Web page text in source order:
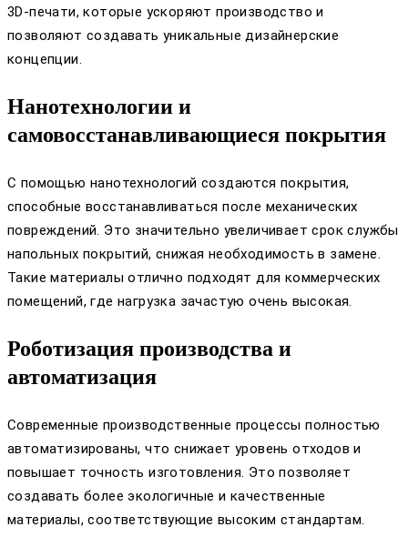
3D-печати, которые ускоряют производство и
позволяют создавать уникальные дизайнерские
концепции.
Нанотехнологии и
самовосстанавливающиеся покрытия
С помощью нанотехнологий создаются покрытия,
способные восстанавливаться после механических
повреждений. Это значительно увеличивает срок службы
напольных покрытий, снижая необходимость в замене.
Такие материалы отлично подходят для коммерческих
помещений, где нагрузка зачастую очень высокая.
Роботизация производства и
автоматизация
Современные производственные процессы полностью
автоматизированы, что снижает уровень отходов и
повышает точность изготовления. Это позволяет
создавать более экологичные и качественные
материалы, соответствующие высоким стандартам.